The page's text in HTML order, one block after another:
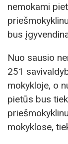
nemokami
bus
Nuo sausio
251
mokykloje, o
pietūs bus
mokyklose,